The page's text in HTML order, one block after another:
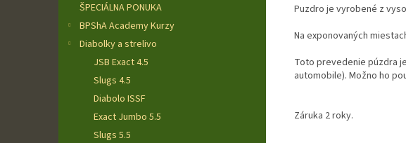
ŠPECIÁLNA PONUKA
BPShA Academy Kurzy
Diabolky a strelivo
JSB Exact 4.5
Slugs 4.5
Diabolo ISSF
Exact Jumbo 5.5
Slugs 5.5
Puzdro je vyrobené z
Na exponovaných
Toto prevedenie púzdra
automobile). Možno ho
Záruka 2 roky.